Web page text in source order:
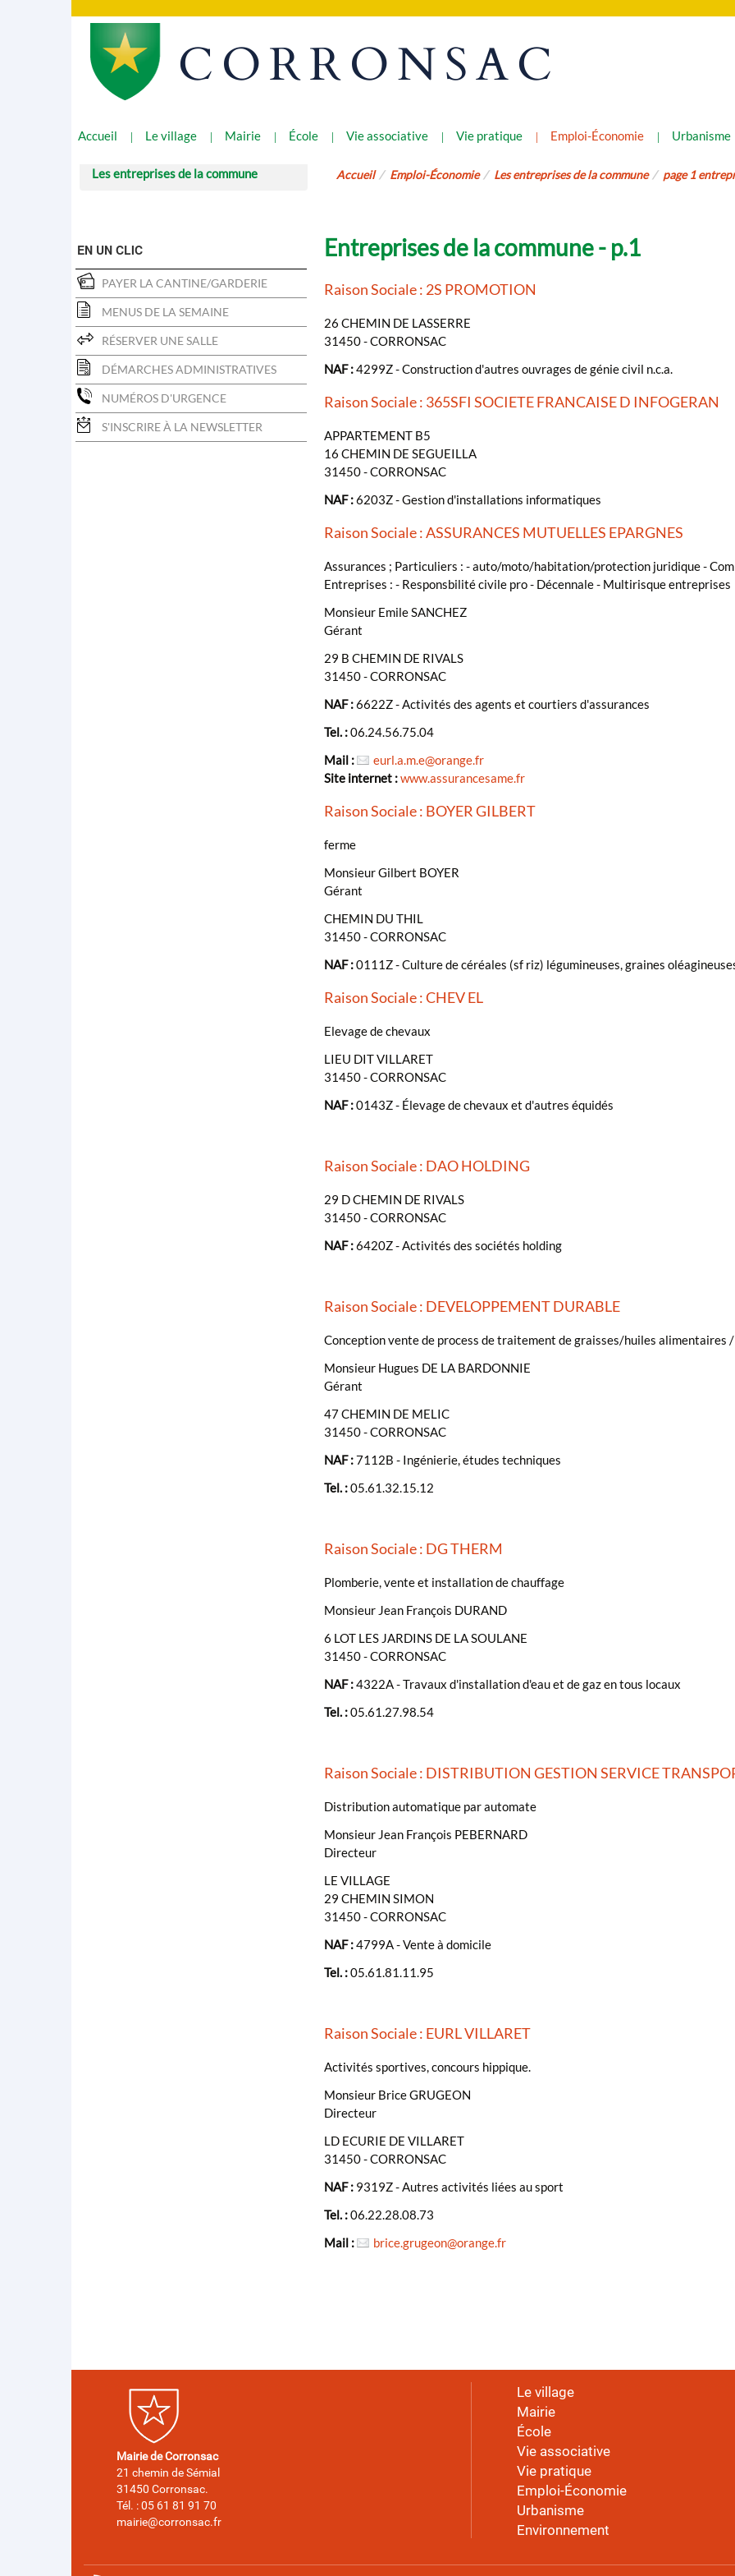
CORRONSAC
Accueil Le village Mairie École Vie associative Vie pratique Emploi-Économie Urbanisme
Accueil Emploi-Économie Les entreprises de la commune page 1
Entreprises de la commune - p.1
Raison Sociale : 2S PROMOTION
26 CHEMIN DE LASSERRE
31450 - CORRONSAC
NAF :4299Z - Construction d'autres ouvrages de génie civil n.c.a.
Raison Sociale : 365SFI SOCIETE FRANCAISE D INFOGERAN
APPARTEMENT B5
16 CHEMIN DE SEGUEILLA
31450 - CORRONSAC
NAF :6203Z - Gestion d'installations informatiques
Raison Sociale : ASSURANCES MUTUELLES EPARGNES
Assurances ; Particuliers : - auto/moto/habitation/protection juridique -
Entreprises : - Responsbilité civile pro - Décennale - Multirisque entreprises
Monsieur Emile SANCHEZ
Gérant
29 B CHEMIN DE RIVALS
31450 - CORRONSAC
NAF :6622Z - Activités des agents et courtiers d'assurances
Tel. :06.24.56.75.04
Mail :
eurl.a.m.e@orange.fr
Site internet :www.assurancesame.fr
Raison Sociale : BOYER GILBERT
ferme
Monsieur Gilbert BOYER
Gérant
CHEMIN DU THIL
31450 - CORRONSAC
NAF :0111Z - Culture de céréales (sf riz) légumineuses, graines
Raison Sociale : CHEV EL
Elevage de chevaux
LIEU DIT VILLARET
31450 - CORRONSAC
NAF :0143Z - Élevage de chevaux et d'autres équidés
Raison Sociale : DAO HOLDING
29 D CHEMIN DE RIVALS
31450 - CORRONSAC
NAF :6420Z - Activités des sociétés holding
Raison Sociale : DEVELOPPEMENT DURABLE
Conception vente de process de traitement de graisses/huiles alimentaires
Monsieur Hugues DE LA BARDONNIE
Gérant
47 CHEMIN DE MELIC
31450 - CORRONSAC
NAF :7112B - Ingénierie, études techniques
Tel. :05.61.32.15.12
Raison Sociale : DG THERM
Plomberie, vente et installation de chauffage
Monsieur Jean François DURAND
6 LOT LES JARDINS DE LA SOULANE
31450 - CORRONSAC
NAF :4322A - Travaux d'installation d'eau et de gaz en tous locaux
Tel. :05.61.27.98.54
Raison Sociale : DISTRIBUTION GESTION SERVICE
Distribution automatique par automate
Monsieur Jean François PEBERNARD
Directeur
LE VILLAGE
29 CHEMIN SIMON
31450 - CORRONSAC
NAF :4799A - Vente à domicile
Tel. :05.61.81.11.95
Raison Sociale : EURL VILLARET
Activités sportives, concours hippique.
Monsieur Brice GRUGEON
Directeur
LD ECURIE DE VILLARET
31450 - CORRONSAC
NAF : 9319Z - Autres activités liées au sport
Tel. :06.22.28.08.73
Mail :
brice.grugeon@orange.fr
Les entreprises de la commune
EN UN CLIC
PAYER LA CANTINE/GARDERIE
MENUS DE LA SEMAINE
RÉSERVER UNE SALLE
DÉMARCHES ADMINISTRATIVES
NUMÉROS D'URGENCE
S'INSCRIRE À LA NEWSLETTER
Mairie de Corronsac
21 chemin de Sémial
31450 Corronsac.
Tél. : 05 61 81 91 70
mairie@corronsac.fr
Le village
Mairie
École
Vie associative
Vie pratique
Emploi-Économie
Urbanisme
Environnement